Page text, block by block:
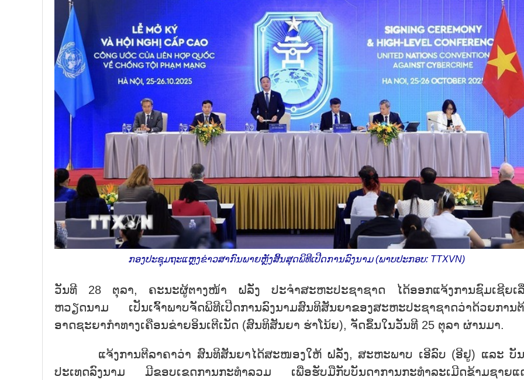
ກອງປະຊຸມຖະແຫຼງຂ່າວສາກົນພາຍຫຼັງສິ້ນສຸດພິທີເປີດການລົງນາມ (ພາບປະກອບ: TTXVN)
ວັນທີ 28 ຕຸລາ, ຄະນະຜູ້ຕາງໜ້າ ຝລັ່ງ ປະຈຳສະຫະປະຊາຊາດ ໄດ້ອອກແຈ້ງການຊົມເຊີຍເ
ຫວຽດນາມ ເປັນເຈົ້າພາບຈັດພິທີເປີດການລົງນາມສົນທິສັນຍາຂອງສະຫະປະຊາຊາດວ່າດ້ວຍການ
ອາດຊະຍາກຳທາງເຄືອນຂ່າຍອິນເຕີເນັດ (ສົນທິສັນຍາ ຮ່າໂນ້ຍ), ຈັດຂຶ້ນໃນວັນທີ 25 ຕຸລາ ຜ່ານມາ.
ແຈ້ງການຕີລາຄາວ່າ ສົນທິສັນຍາໄດ້ສະໜອງໃຫ້ ຝລັ່ງ, ສະຫະພາບ ເອີລົບ (ອີຢູ) ແລະ ບັ
ປະເທດລົງນາມ ມີຂອບເຂດການກະທຳລວມ ເພື່ອຮັບມືກັບບັນດາການກະທຳລະເມີດຂ້າມຊາຍແ